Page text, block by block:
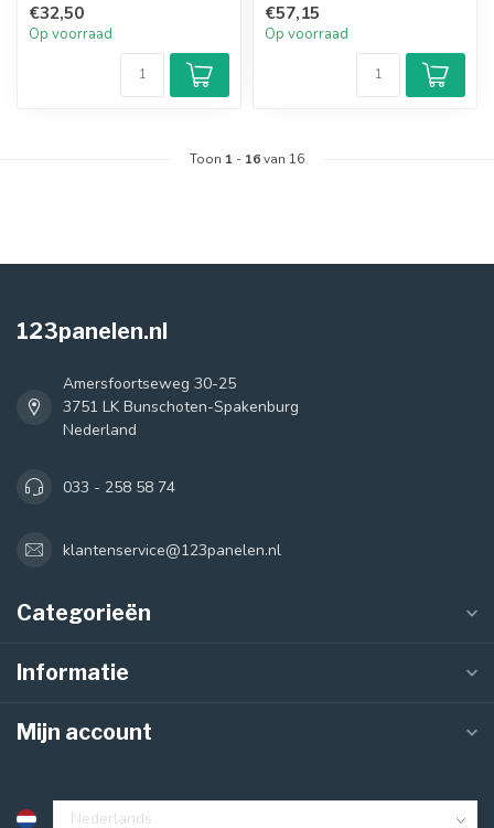
€32,50
Op voorraad
toegepast...
€57,15
Op voorraad
Toon 1 - 16van 16
123panelen.nl
Amersfoortseweg 30-25
3751 LK Bunschoten-Spakenburg
Nederland
033 - 258 58 74
klantenservice@123panelen.nl
Categorieën
Informatie
Mijn account